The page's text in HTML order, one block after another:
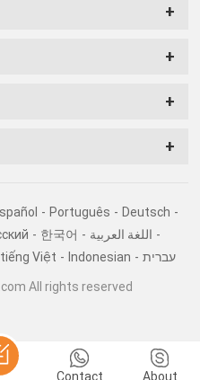
- Português - Deutsch -
- 한국어 - اللغة العربية -
tiếng Việt - Indonesian - עברית
All rights reserved
About
Contact